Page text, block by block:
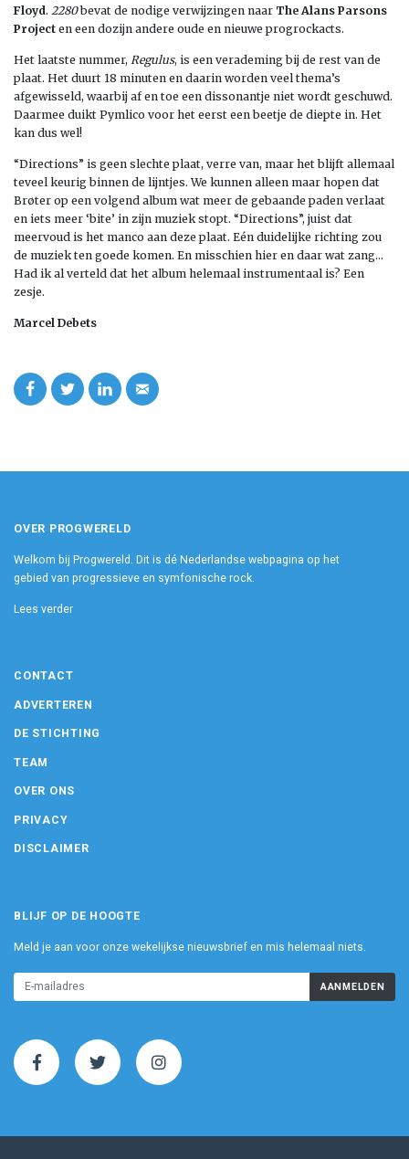
Floyd . 2280bevat de nodige verwijzingen naar The Alans Parsons
Project en een dozijn andere oude en nieuwe progrockacts.
Het laatste nummer, Regulus, is een verademing bij de rest van de
plaat. Het duurt 18 minuten en daarin worden veel thema’s
afgewisseld, waarbij af en toe een dissonantje niet wordt geschuwd.
Daarmee duikt Pymlico voor het eerst een beetje de diepte in. Het
kan dus wel!
“Directions” is geen slechte plaat, verre van, maar het blijft allemaal
teveel keurig binnen de lijntjes. We kunnen alleen maar hopen dat
Brøter op een volgend album wat meer de gebaande paden verlaat
en iets meer ‘bite’ in zijn muziek stopt. “Directions”, juist dat
meervoud is het manco aan deze plaat. Eén duidelijke richting zou
de muziek ten goede komen. En misschien hier en daar wat zang…
Had ik al verteld dat het album helemaal instrumentaal is? Een
zesje.
Marcel Debets
OVER PROGWERELD
Welkom bij Progwereld. Dit is dé Nederlandse webpagina op het
gebied van progressieve en symfonische rock.
Lees verder
CONTACT
ADVERTEREN
DE STICHTING
TEAM
OVER ONS
PRIVACY
DISCLAIMER
BLIJF OP DE HOOGTE
Meld je aan voor onze wekelijkse nieuwsbrief en mis helemaal niets.
AANMELDEN